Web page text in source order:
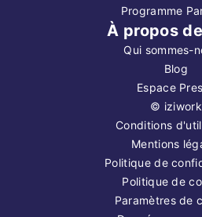
Programme
À propos
Qui sommes-
Blog
Espace
© iziwork
Conditions
Mentions
Politique de
Politique de
Paramètres de